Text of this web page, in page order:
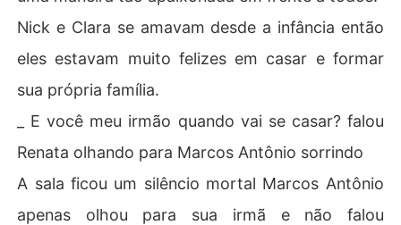
Nick e Clara se amavam desde a infância então
eles estavam muito felizes em casar e formar
sua própria família.
_ E você meu irmão quando vai se casar? falou
Renata olhando para Marcos Antônio sorrindo
A sala ficou um silêncio mortal Marcos Antônio
apenas olhou para sua irmã e não falou